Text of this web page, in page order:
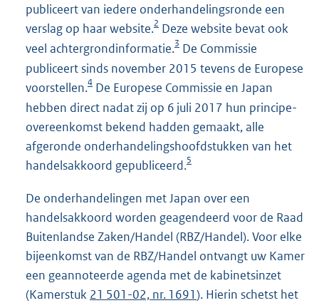
publiceert van iedere onderhandelingsronde een
verslag op haar website.2 Deze website bevat ook
veel achtergrondinformatie.3 De Commissie
publiceert sinds november 2015 tevens de Europese
voorstellen.4 De Europese Commissie en Japan
hebben direct nadat zij op 6 juli 2017 hun principe-
overeenkomst bekend hadden gemaakt, alle
afgeronde onderhandelingshoofdstukken van het
handelsakkoord gepubliceerd.5
De onderhandelingen met Japan over een
handelsakkoord worden geagendeerd voor de Raad
Buitenlandse Zaken/Handel (RBZ/Handel). Voor elke
bijeenkomst van de RBZ/Handel ontvangt uw Kamer
een geannoteerde agenda met de kabinetsinzet
(Kamerstuk 21 501-02, nr. 1691). Hierin schetst het